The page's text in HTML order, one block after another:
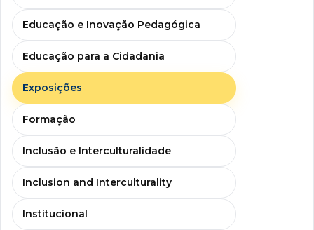
Educação e Inovação Pedagógica
Educação para a Cidadania
Exposições
Formação
Inclusão e Interculturalidade
Inclusion and Interculturality
Institucional